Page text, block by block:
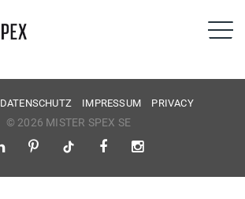
DATENSCHUTZ IMPRESSUM PRIVACY
© 2026 MISTER SPEX SE